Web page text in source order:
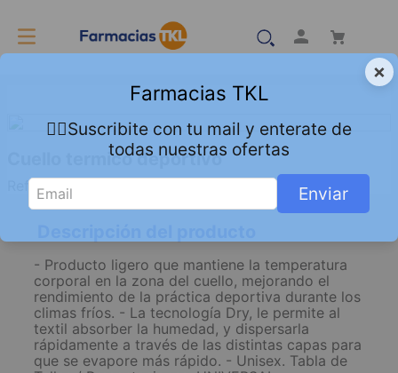
Cuello termico deportivo
Referencia
- Producto ligero que mantiene la temperatura
corporal en la zona del cuello, mejorando el
rendimiento de la práctica deportiva durante los
climas fríos. - La tecnología Dry, le permite al
textil absorber la humedad, y dispersarla
rápidamente a través de las distintas capas para
que se evapore más rápido. - Unisex. Tabla de
×
Farmacias TKL
👇🏻Suscribite con tu mail y enterate de
todas nuestras ofertas
Enviar